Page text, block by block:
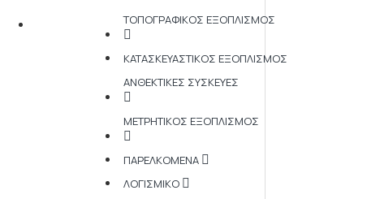
ΤΟΠΟΓΡΑΦΙΚΌΣ ΕΞΟΠΛΙΣΜΌΣ
ΚΑΤΑΣΚΕΥΑΣΤΙΚΌΣ ΕΞΟΠΛΙΣΜΌΣ
ΑΝΘΕΚΤΙΚΈΣ ΣΥΣΚΕΥΈΣ
ΜΕΤΡΗΤΙΚΌΣ ΕΞΟΠΛΙΣΜΌΣ
ΠΑΡΕΛΚΌΜΕΝΑ
ΛΟΓΙΣΜΙΚΌ